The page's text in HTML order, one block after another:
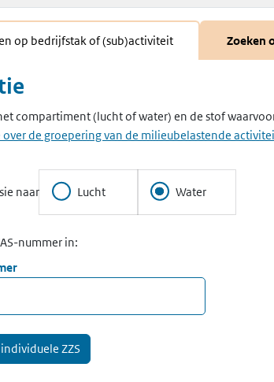
op bedrijfstak of (sub)activiteit Zoeken
compartiment (lucht of water) en de stof
de groepering van de milieubelastende
naar Lucht Water
nummer in: